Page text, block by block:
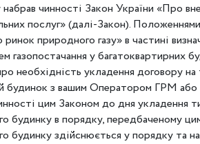
чинності Закон України «Про
послуг» (далі-Закон).
природного газу» в частині
газопостачання у багатоквартирних
необхідність укладення договору
будинок з вашим Оператором ГРМ або
цим Законом до дня укладення
будинку в порядку, передбаченому
будинку здійснюється у порядку та